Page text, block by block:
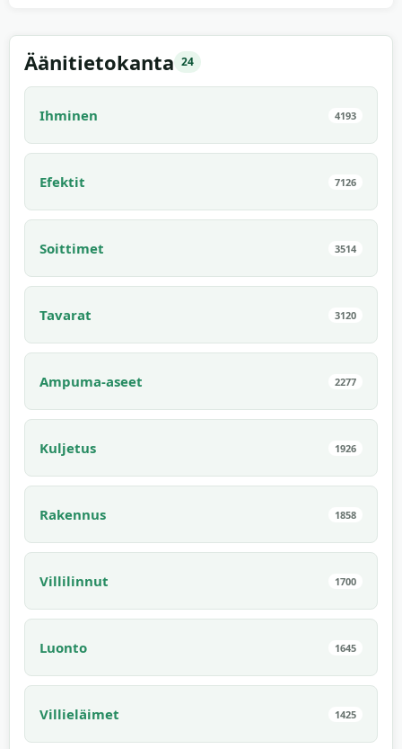
Äänitietokanta 24
Ihminen 4193
Efektit 7126
Soittimet 3514
Tavarat 3120
Ampuma-aseet 2277
Kuljetus 1926
Rakennus 1858
Villilinnut 1700
Luonto 1645
Villieläimet 1425